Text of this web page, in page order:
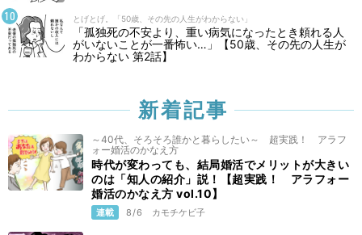
とげとげ。「50歳、その先の人生がわからない」
「孤独死の不安より、重い病気になったとき頼れる人
がいないことが一番怖い…」【50歳、その先の人生が
わからない 第2話】
新着記事
～40代、そろそろ誰かと暮らしたい～ 超実践！ アラフ
ォー婚活のかなえ方
時代が変わっても、結局婚活でメリットが大きい
のは「知人の紹介」説！【超実践！ アラフォー
婚活のかなえ方 vol.10】
連載 8/6 カモチケビ子